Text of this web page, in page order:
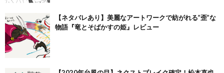
【ネタバレあり】美麗なアートワークで紡がれる”歪”な
物語『竜とそばかすの姫』レビュー